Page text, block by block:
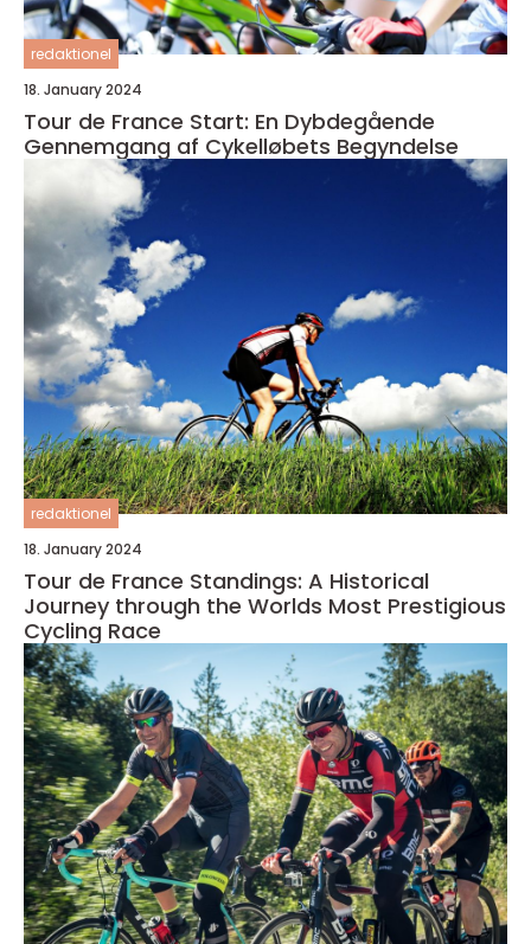
redaktionel
18. January 2024
Tour de France Start: En Dybdegående
Gennemgang af Cykelløbets Begyndelse
redaktionel
18. January 2024
Tour de France Standings: A Historical
Journey through the Worlds Most Prestigious
Cycling Race